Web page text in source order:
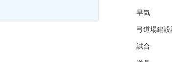
早気
弓道場建設
試合